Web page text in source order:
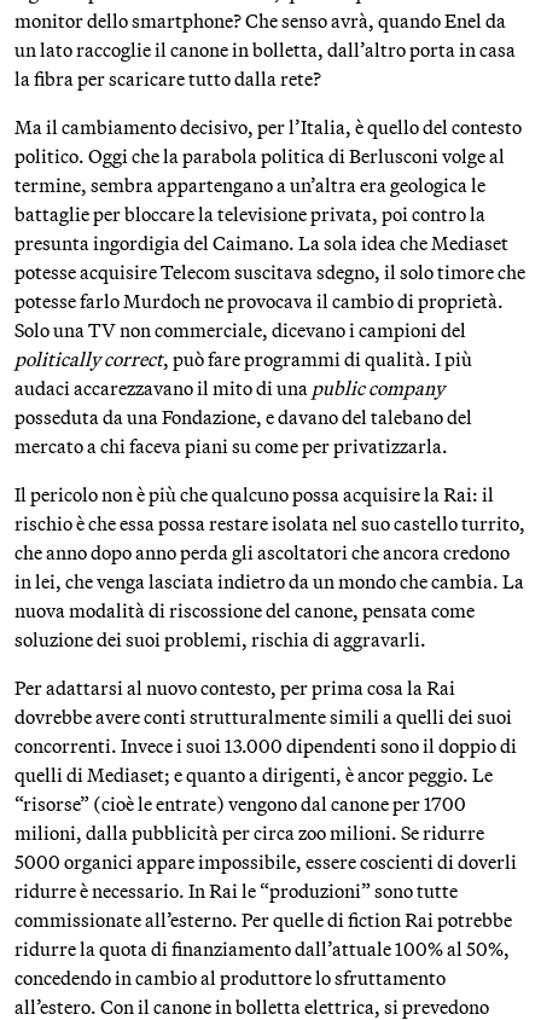
monitor dello smartphone? Che senso avrà, quando Enel da
un lato raccoglie il canone in bolletta, dall’altro porta in casa
la fibra per scaricare tutto dalla rete?
Ma il cambiamento decisivo, per l’Italia, è quello del contesto
politico. Oggi che la parabola politica di Berlusconi volge al
termine, sembra appartengano a un’altra era geologica le
battaglie per bloccare la televisione privata, poi contro la
presunta ingordigia del Caimano. La sola idea che Mediaset
potesse acquisire Telecom suscitava sdegno, il solo timore che
potesse farlo Murdoch ne provocava il cambio di proprietà.
Solo una TV non commerciale, dicevano i campioni del
politically correct, può fare programmi di qualità. I più
audaci accarezzavano il mito di una public company
posseduta da una Fondazione, e davano del talebano del
mercato a chi faceva piani su come per privatizzarla.
Il pericolo non è più che qualcuno possa acquisire la Rai: il
rischio è che essa possa restare isolata nel suo castello turrito,
che anno dopo anno perda gli ascoltatori che ancora credono
in lei, che venga lasciata indietro da un mondo che cambia. La
nuova modalità di riscossione del canone, pensata come
soluzione dei suoi problemi, rischia di aggravarli.
Per adattarsi al nuovo contesto, per prima cosa la Rai
dovrebbe avere conti strutturalmente simili a quelli dei suoi
concorrenti. Invece i suoi 13.000 dipendenti sono il doppio di
quelli di Mediaset; e quanto a dirigenti, è ancor peggio. Le
“risorse” (cioè le entrate) vengono dal canone per 1700
milioni, dalla pubblicità per circa zoo milioni. Se ridurre
5000 organici appare impossibile, essere coscienti di doverli
ridurre è necessario. In Rai le “produzioni” sono tutte
commissionate all’esterno. Per quelle di fiction Rai potrebbe
ridurre la quota di finanziamento dall’attuale 100% al 50%,
concedendo in cambio al produttore lo sfruttamento
all’estero. Con il canone in bolletta elettrica, si prevedono